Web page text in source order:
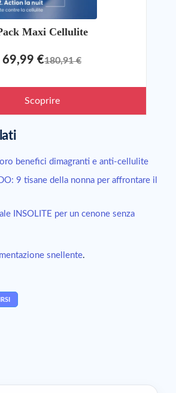
Maxi Cellulite
69,99 €180,91 €
Scoprire
benefici dimagranti e anti-cellulite
9 tisane della nonna per affrontare il
INSOLITE per un cenone senza
snellente.